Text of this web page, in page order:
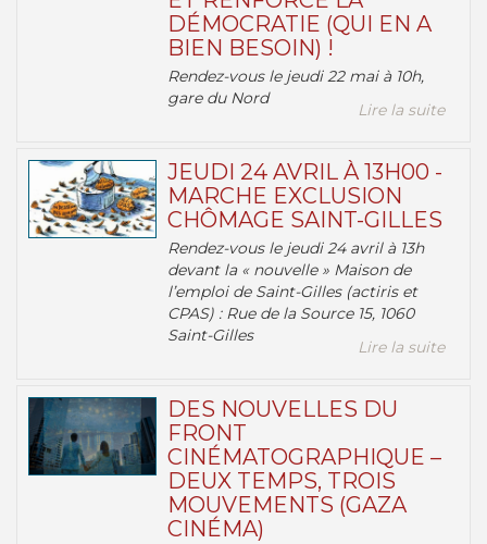
DÉMOCRATIE (QUI EN A
BIEN BESOIN) !
Rendez-vous le jeudi 22 mai à 10h,
gare du Nord
Lire la suite
JEUDI 24 AVRIL À 13H00 -
MARCHE EXCLUSION
CHÔMAGE SAINT-GILLES
Rendez-vous le jeudi 24 avril à 13h
devant la « nouvelle » Maison de
l’emploi de Saint-Gilles (actiris et
CPAS) : Rue de la Source 15, 1060
Saint-Gilles
Lire la suite
DES NOUVELLES DU
FRONT
CINÉMATOGRAPHIQUE –
DEUX TEMPS, TROIS
MOUVEMENTS (GAZA
CINÉMA)